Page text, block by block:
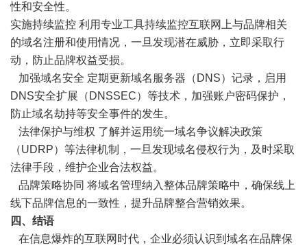
性和安全性。
实施持续监控 利用专业工具持续监控互联网上与品牌相关
的域名注册和使用情况，一旦发现潜在威胁，立即采取行
动，防止品牌权益受损。
加强域名安全 定期更新域名服务器（DNS）记录，启用
DNS安全扩展（DNSSEC）等技术，加强账户密码保护，
防止域名劫持等安全事件的发生。
法律保护与维权 了解并运用统一域名争议解决政策
（UDRP）等法律机制，一旦发现域名侵权行为，及时采取
法律手段，维护企业合法权益。
品牌策略协同 将域名管理纳入整体品牌策略中，确保线上
线下品牌信息的一致性，提升品牌整合营销效果。
四、结语
在信息爆炸的互联网时代，企业必须认识到域名在品牌保